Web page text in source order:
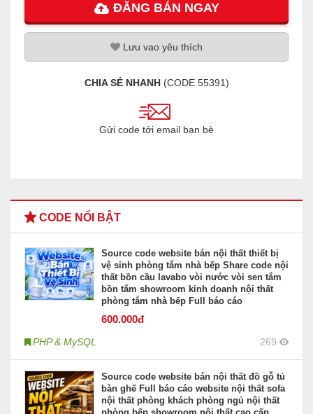
ĐĂNG BÁN NGAY
Lưu vao yêu thích
CHIA SẺ NHANH(CODE 55391)
Gửi code tới email bạn bè
CODE NỔI BẬT
Source code website bán nội thất thiết bị
vệ sinh phòng tắm nhà bếp Share code nội
thất bồn cầu lavabo vòi nước vòi sen tắm
bồn tắm showroom kinh doanh nội thất
phòng tắm nhà bếp Full báo cáo
600.000đ
PHP & MySQL 269
Source code website bán nội thất đồ gỗ tủ
bàn ghế Full báo cáo website nội thất sofa
nội thất phòng khách phòng ngủ nội thất